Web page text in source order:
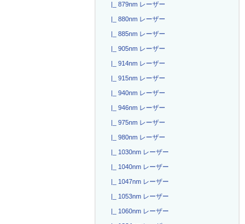
|_ 879nm レーザー
|_ 880nm レーザー
|_ 885nm レーザー
|_ 905nm レーザー
|_ 914nm レーザー
|_ 915nm レーザー
|_ 940nm レーザー
|_ 946nm レーザー
|_ 975nm レーザー
|_ 980nm レーザー
|_ 1030nm レーザー
|_ 1040nm レーザー
|_ 1047nm レーザー
|_ 1053nm レーザー
|_ 1060nm レーザー